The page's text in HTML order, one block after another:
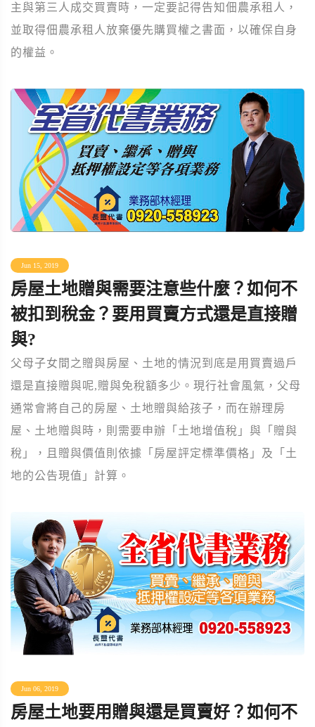
主與第三人成交買賣時，一定要記得告知佃農承租人，
並取得佃農承租人放棄優先購買權之書面，以確保自身
的權益。
Jun 15, 2019
房屋土地贈與需要注意些什麼？如何不
被扣到稅金？要用買賣方式還是直接贈
與?
父母子女間之贈與房屋、土地的情況到底是用買賣過戶
還是直接贈與呢,贈與免稅額多少。現行社會風氣，父母
通常會將自己的房屋、土地贈與給孩子，而在辦理房
屋、土地贈與時，則需要申辦「土地增值稅」與「贈與
稅」，且贈與價值則依據「房屋評定標準價格」及「土
地的公告現值」計算。
Jun 06, 2019
房屋土地要用贈與還是買賣好？如何不